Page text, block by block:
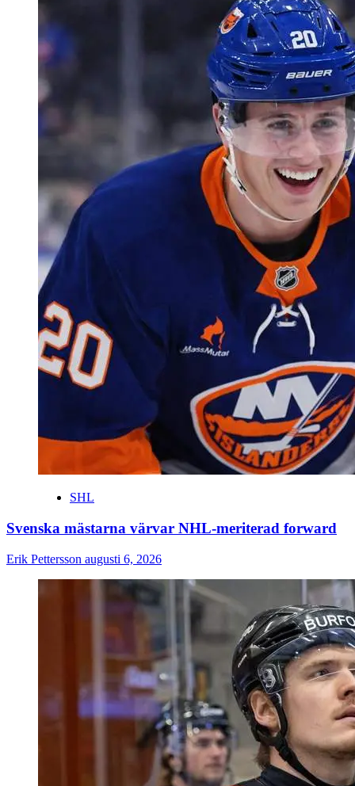
SHL
Svenska mästarna värvar NHL-meriterad forward
Erik Pettersson augusti 6, 2026